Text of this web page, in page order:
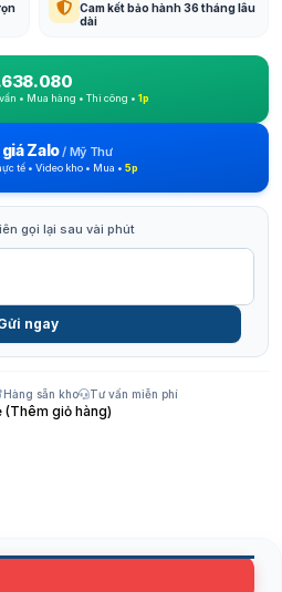
Cam kết bảo hành 36 tháng lâu
dài
• Mua hàng • Thi công • 1p
giá Zalo/ Mỹ Thư
tế • Video kho • Mua • 5p
gọi lại sau vài phút
ngay
Hàng sẵn kho Tư vấn miễn phí
(Thêm giỏ hàng)